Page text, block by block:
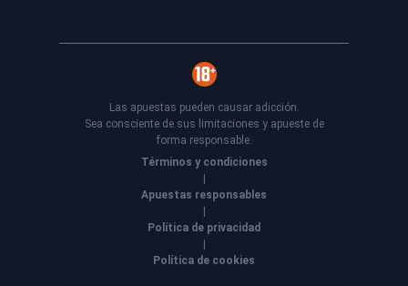
Las apuestas pueden causar adicción.
Sea consciente de sus limitaciones y apueste de
forma responsable.
Términos y condiciones
Apuestas responsables
Política de privacidad
Política de cookies